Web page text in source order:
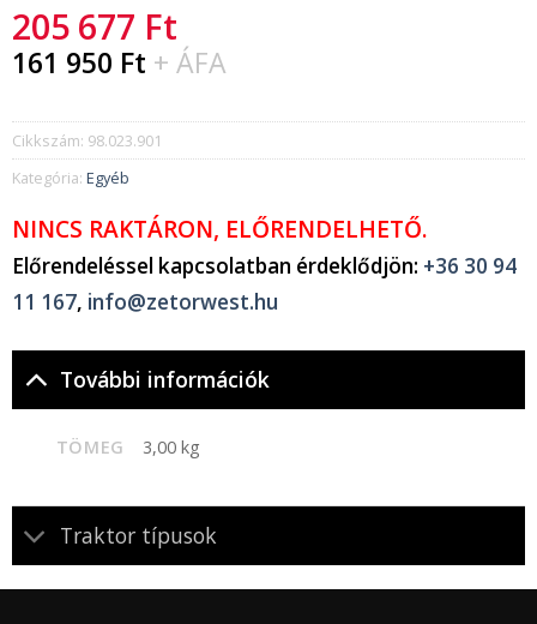
205 677 Ft
161 950 Ft + ÁFA
Cikkszám: 98.023.901
Kategória: Egyéb
NINCS RAKTÁRON, ELŐRENDELHETŐ.
Előrendeléssel kapcsolatban érdeklődjön: +36 30 94
11 167, info@zetorwest.hu
További információk
TÖMEG 3,00 kg
Traktor típusok